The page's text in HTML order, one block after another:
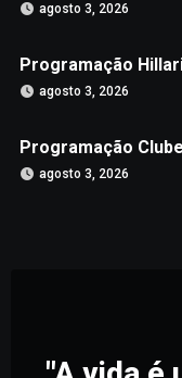
agosto 3, 2026
Programação
agosto 3, 2026
Programação
agosto 3, 2026